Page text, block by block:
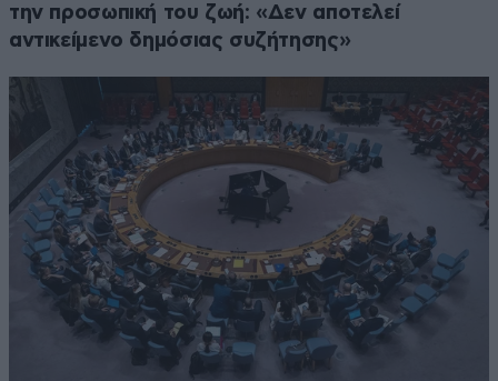
την προσωπική του ζωή: «Δεν αποτελεί
αντικείμενο δημόσιας συζήτησης»